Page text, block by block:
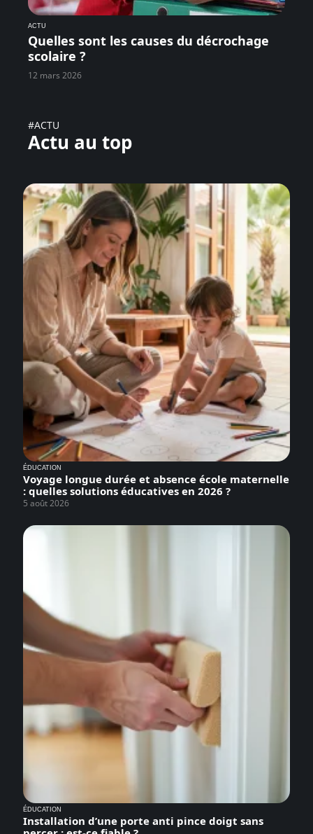
ACTU
Quelles sont les causes du décrochage
scolaire ?
12 mars 2026
#ACTU
Actu au top
ÉDUCATION
Voyage longue durée et absence école maternelle
: quelles solutions éducatives en 2026 ?
5 août 2026
ÉDUCATION
Installation d’une porte anti pince doigt sans